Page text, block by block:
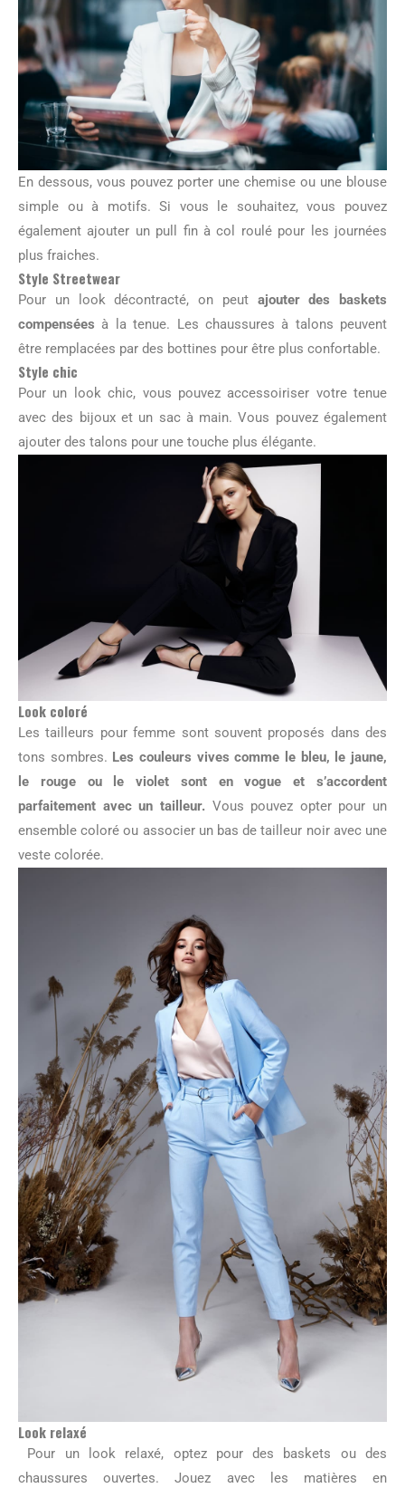
En dessous, vous pouvez porter une chemise ou une blouse
simple ou à motifs. Si vous le souhaitez, vous pouvez
également ajouter un pull fin à col roulé pour les journées
plus fraiches.
Style Streetwear
Pour un look décontracté, on peut ajouter des baskets
compensées à la tenue. Les chaussures à talons peuvent
être remplacées par des bottines pour être plus confortable.
Style chic
Pour un look chic, vous pouvez accessoiriser votre tenue
avec des bijoux et un sac à main. Vous pouvez également
ajouter des talons pour une touche plus élégante.
Look coloré
Les tailleurs pour femme sont souvent proposés dans des
tons sombres. Les couleurs vives comme le bleu, le jaune,
le rouge ou le violet sont en vogue et s’accordent
parfaitement avec un tailleur.Vous pouvez opter pour un
ensemble coloré ou associer un bas de tailleur noir avec une
veste colorée.
Look relaxé
Pour un look relaxé, optez pour des baskets ou des
chaussures ouvertes. Jouez avec les matières en